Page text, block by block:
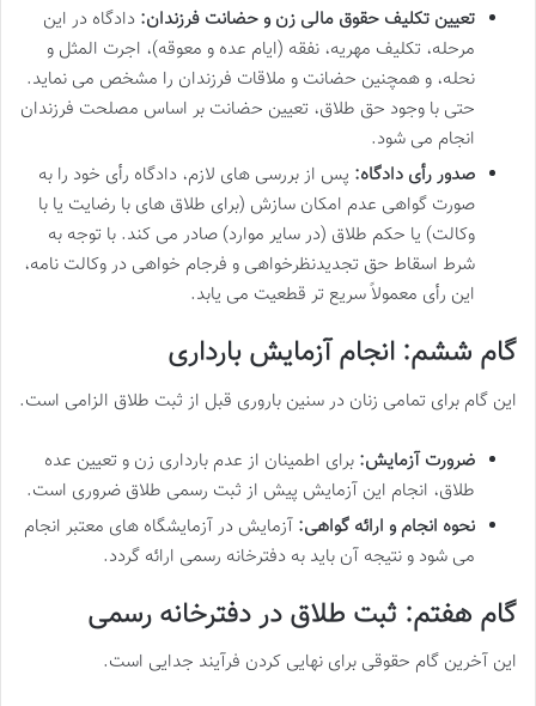
تعیین تکلیف حقوق مالی زن و حضانت فرزندان: دادگاه در این
مرحله، تکلیف مهریه، نفقه (ایام عده و معوقه)، اجرت المثل و
نحله، و همچنین حضانت و ملاقات فرزندان را مشخص می نماید.
حتی با وجود حق طلاق، تعیین حضانت بر اساس مصلحت فرزندان
انجام می شود.
صدور رأی دادگاه: پس از بررسی های لازم، دادگاه رأی خود را به
صورت گواهی عدم امکان سازش (برای طلاق های با رضایت یا با
وکالت) یا حکم طلاق (در سایر موارد) صادر می کند. با توجه به
شرط اسقاط حق تجدیدنظرخواهی و فرجام خواهی در وکالت نامه،
این رأی معمولاً سریع تر قطعیت می یابد.
گام ششم: انجام آزمایش بارداری
این گام برای تمامی زنان در سنین باروری قبل از ثبت طلاق الزامی است.
ضرورت آزمایش: برای اطمینان از عدم بارداری زن و تعیین عده
طلاق، انجام این آزمایش پیش از ثبت رسمی طلاق ضروری است.
نحوه انجام و ارائه گواهی: آزمایش در آزمایشگاه های معتبر انجام
می شود و نتیجه آن باید به دفترخانه رسمی ارائه گردد.
گام هفتم: ثبت طلاق در دفترخانه رسمی
این آخرین گام حقوقی برای نهایی کردن فرآیند جدایی است.